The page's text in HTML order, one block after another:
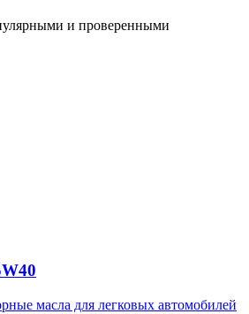
и проверенными
масла для легковых автомобилей